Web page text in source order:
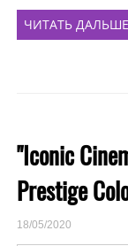
ЧИТАТЬ ДАЛЬШЕ
"Iconic
Prestige
18/05/2020